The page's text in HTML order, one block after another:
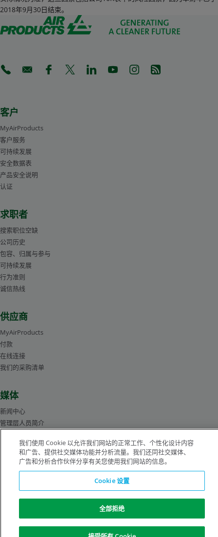
解决方案，助力环境改善，增强可持续发展，并解决客户、社区及全球所
面临的挑战。欲获得更多信息，请登陆公司中文网站：
www.airproducts.com.cn 或扫描关注“空气产品公司”中国区官方微信。
2018年9月30日结束。
(Opens in a new tab)
(Opens in a new tab)
(Opens in a new tab)
(Opens in a new tab)
(Opens in a new tab)
(Opens in a new tab)
(Opens in a new tab)
(Opens in a new
客户
MyAirProducts
客户服务
可持续发展
安全数据表
产品安全说明
认证
求职者
搜索职位空缺
公司历史
包容、归属与参与
可持续发展
行为准则
诚信热线
供应商
MyAirProducts
付款
在线连接
我们的采购清单
媒体
新闻中心
管理层人员简介
隐私声明 Cookie 通知
我们使用 Cookie 以允许我们网站的正常工作、个性化设计内容
和广告、提供社交媒体功能并分析流量。我们还同社交媒体、
广告和分析合作伙伴分享有关您使用我们网站的信息。
Cookie 设置
全部拒绝